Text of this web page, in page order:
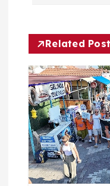
e
z
n
m
e
Related